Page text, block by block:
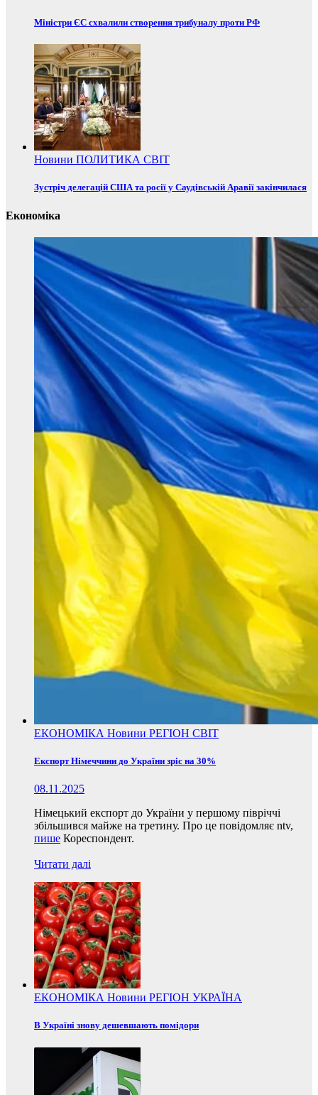
Міністри ЄС схвалили створення трибуналу проти РФ
Новини ПОЛИТИКА СВІТ
Зустріч делегацій США та росії у Саудівській Аравії закінчилася
Економіка
ЕКОНОМІКА Новини РЕГІОН СВІТ
Експорт Німеччини до України зріс на 30%
08.11.2025
Німецький експорт до України у першому півріччі
збільшився майже на третину. Про це повідомляє ntv,
пише Кореспондент.
Читати далі
ЕКОНОМІКА Новини РЕГІОН УКРАЇНА
В Україні знову дешевшають помідори